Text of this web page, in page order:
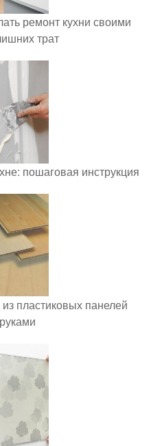
ремонт кухни своими
трат
пошаговая инструкция
пластиковых панелей